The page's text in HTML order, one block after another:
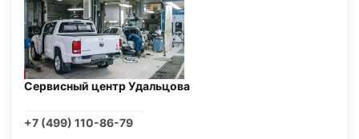
Сервисный центр Удальцова
+7 (499) 110-86-79